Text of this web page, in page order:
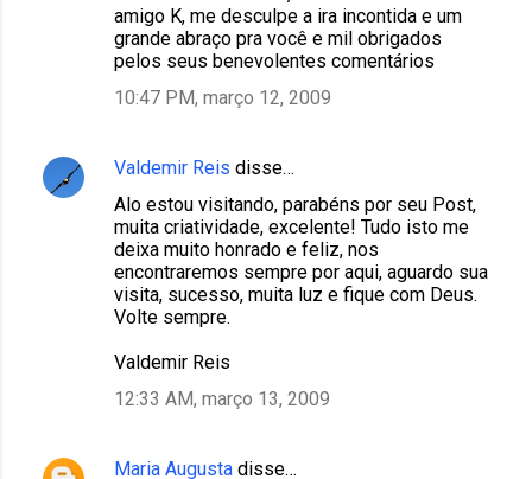
amigo K, me desculpe a ira incontida e um
grande abraço pra você e mil obrigados
pelos seus benevolentes comentários
10:47 PM, março 12, 2009
Valdemir Reis disse…
Alo estou visitando, parabéns por seu Post,
muita criatividade, excelente! Tudo isto me
deixa muito honrado e feliz, nos
encontraremos sempre por aqui, aguardo sua
visita, sucesso, muita luz e fique com Deus.
Volte sempre.
Valdemir Reis
12:33 AM, março 13, 2009
Maria Augusta disse…